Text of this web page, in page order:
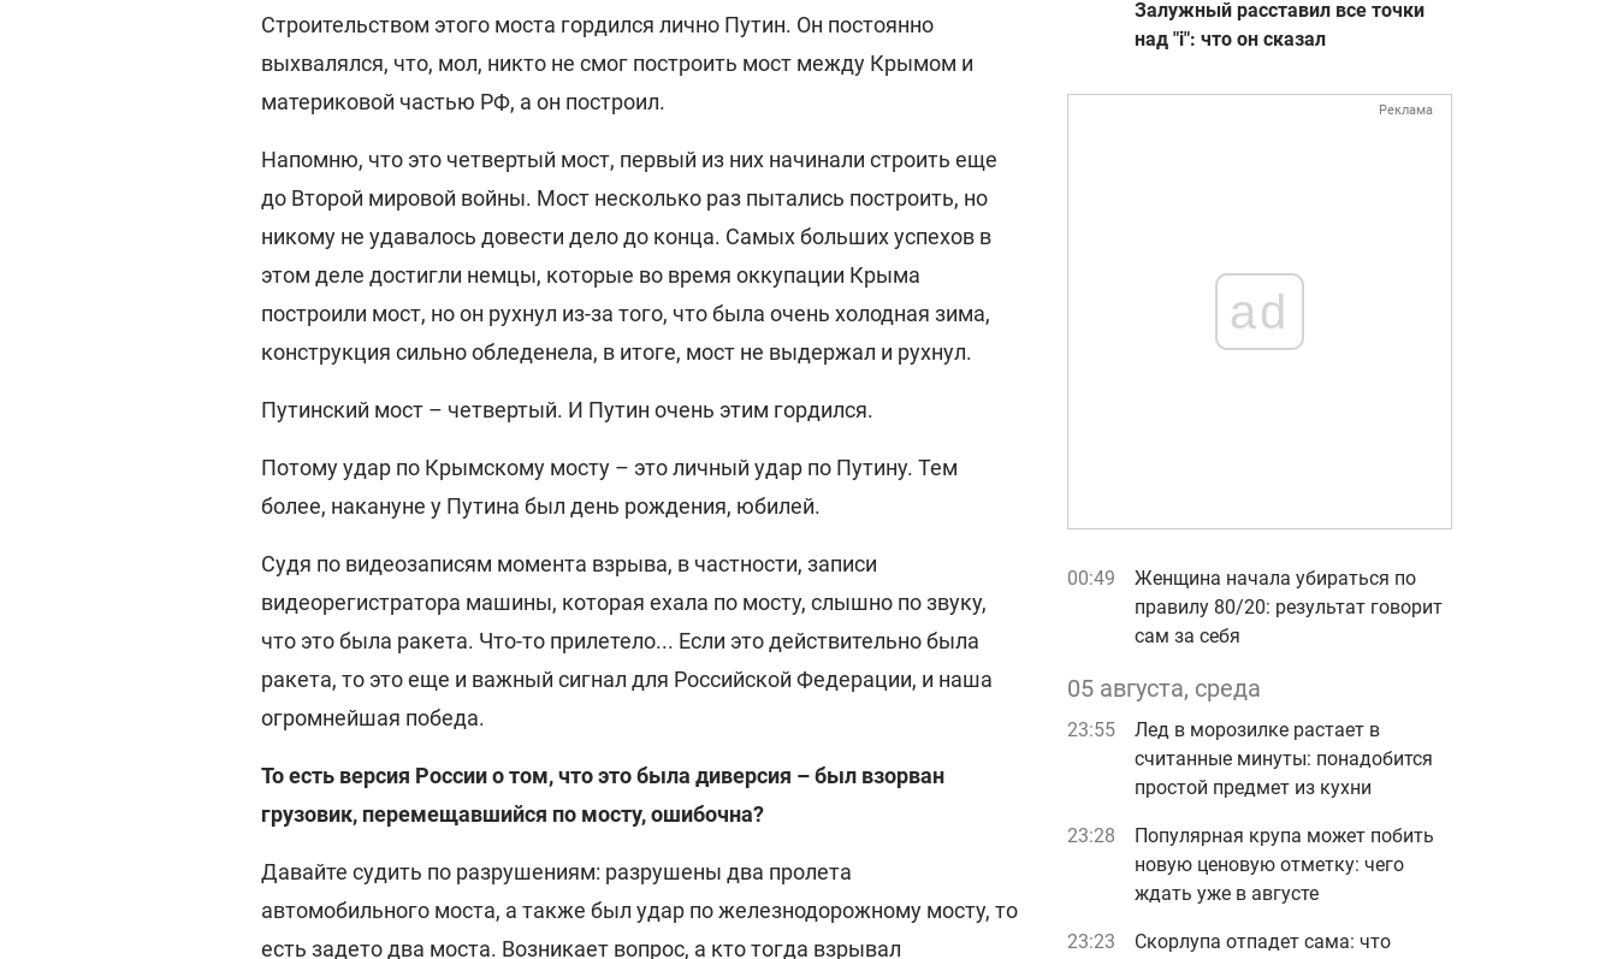
Строительством этого моста гордился лично Путин. Он постоянно
выхвалялся, что, мол, никто не смог построить мост между Крымом и
материковой частью РФ, а он построил.
Напомню, что это четвертый мост, первый из них начинали строить еще
до Второй мировой войны. Мост несколько раз пытались построить, но
никому не удавалось довести дело до конца. Самых больших успехов в
этом деле достигли немцы, которые во время оккупации Крыма
построили мост, но он рухнул из-за того, что была очень холодная зима,
конструкция сильно обледенела, в итоге, мост не выдержал и рухнул.
Путинский мост – четвертый. И Путин очень этим гордился.
Потому удар по Крымскому мосту – это личный удар по Путину. Тем
более, накануне у Путина был день рождения, юбилей.
Судя по видеозаписям момента взрыва, в частности, записи
видеорегистратора машины, которая ехала по мосту, слышно по звуку,
что это была ракета. Что-то прилетело... Если это действительно была
ракета, то это еще и важный сигнал для Российской Федерации, и наша
огромнейшая победа.
То есть версия России о том, что это была диверсия – был взорван
грузовик, перемещавшийся по мосту, ошибочна?
Давайте судить по разрушениям: разрушены два пролета
автомобильного моста, а также был удар по железнодорожному мосту, то
есть задето два моста. Возникает вопрос, а кто тогда взрывал
Залужный расставил все точки
над "i": что он сказал
Реклама
ad
00:49
Женщина начала убираться по
правилу 80/20: результат говорит
сам за себя
05 августа, среда
23:55
Лед в морозилке растает в
считанные минуты: понадобится
простой предмет из кухни
23:28
Популярная крупа может побить
новую ценовую отметку: чего
ждать уже в августе
23:23 Скорлупа отпадет сама: что